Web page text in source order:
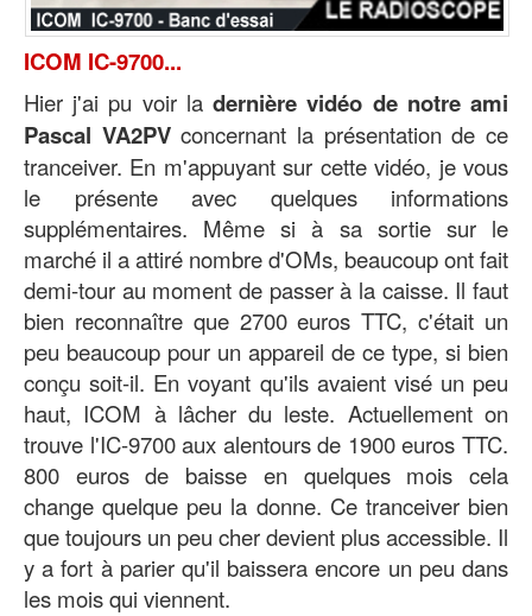
ICOM IC-9700...
Hier j'ai pu voir ladernière vidéo de notre ami
Pascal VA2PVconcernant la présentation de ce
tranceiver. En m'appuyant sur cette vidéo, je vous
le présente avec quelques informations
supplémentaires. Même si à sa sortie sur le
marché il a attiré nombre d'OMs, beaucoup ont fait
demi-tour au moment de passer à la caisse. Il faut
bien reconnaître que 2700 euros TTC, c'était un
peu beaucoup pour un appareil de ce type, si bien
conçu soit-il. En voyant qu'ils avaient visé un peu
haut, ICOM à lâcher du leste. Actuellement on
trouve l'IC-9700 aux alentours de 1900 euros TTC.
800 euros de baisse en quelques mois cela
change quelque peu la donne. Ce tranceiver bien
que toujours un peu cher devient plus accessible. Il
y a fort à parier qu'il baissera encore un peu dans
les mois qui viennent.